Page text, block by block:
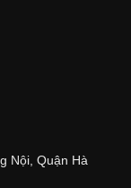
Nội, Quận Hà